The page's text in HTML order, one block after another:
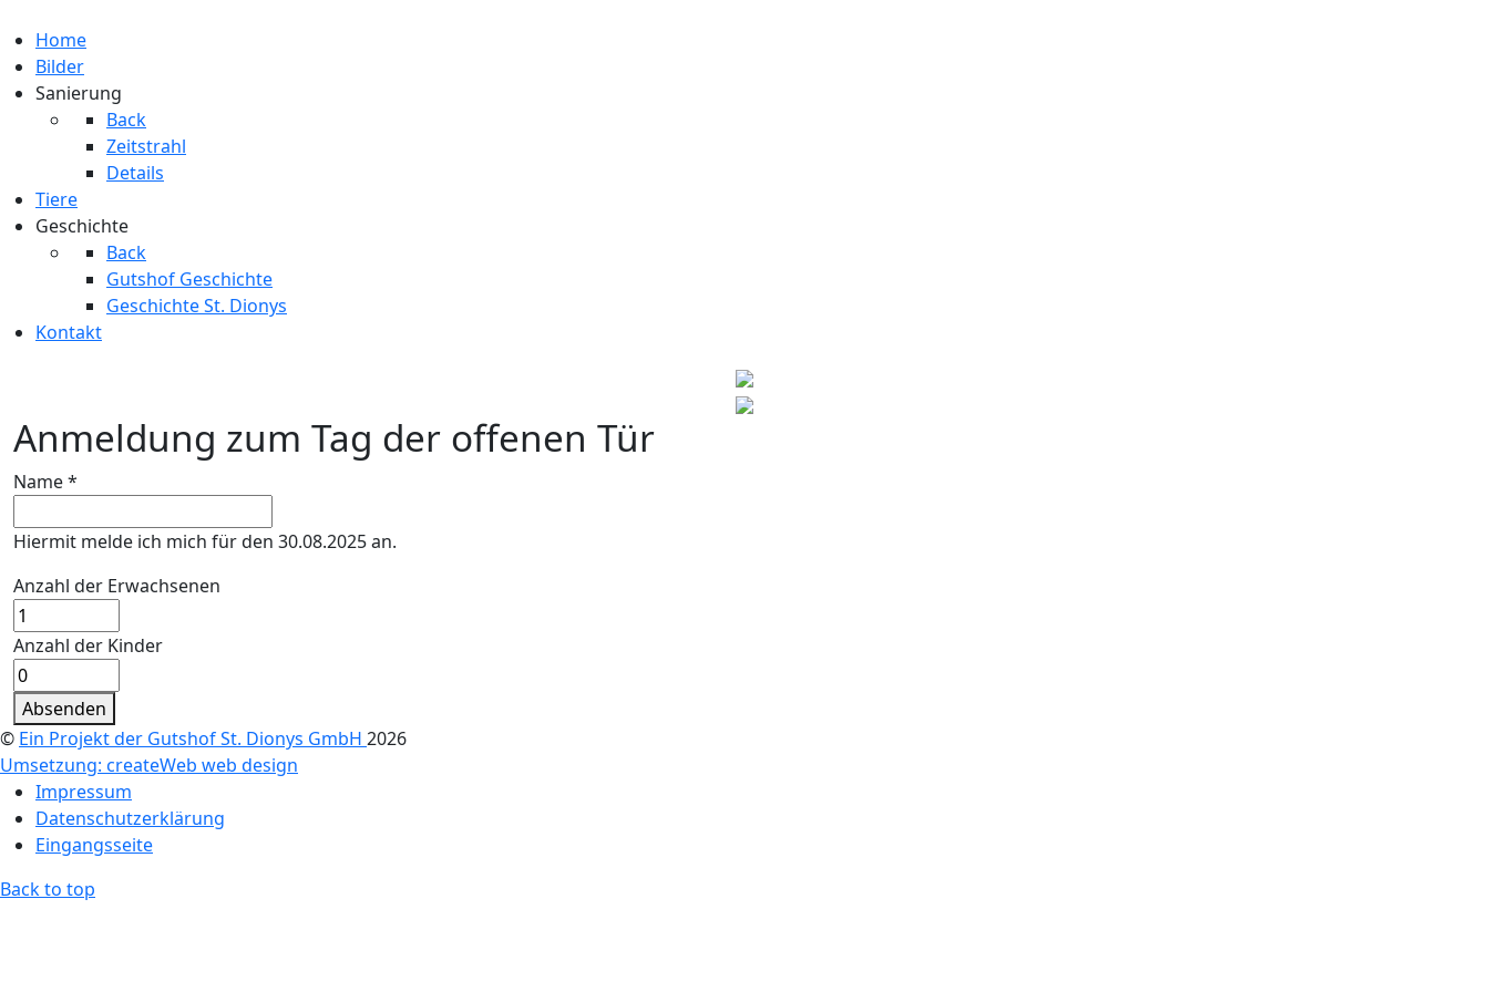
Home
Bilder
Sanierung
Back
Zeitstrahl
Details
Tiere
Geschichte
Back
Gutshof Geschichte
Geschichte St. Dionys
Kontakt
Anmeldung zum Tag der offenen Tür
Name*
Hiermit melde ich mich für den 30.08.2025 an.
Anzahl der Erwachsenen
Anzahl der Kinder
Absenden
© Ein Projekt der Gutshof St. Dionys GmbH 2026
Umsetzung: createWeb web design
Impressum
Datenschutzerklärung
Eingangsseite
Back to top